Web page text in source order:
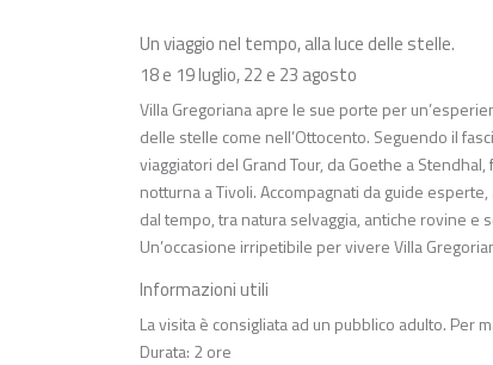
Un viaggio nel tempo, alla luce delle stelle.
18 e 19 luglio, 22 e 23 agosto
Villa Gregoriana apre le sue porte per
delle stelle come nell’Ottocento. Seguendo il
viaggiatori del Grand Tour, da Goethe a
notturna a Tivoli. Accompagnati da guide
dal tempo, tra natura selvaggia, antiche rovine e
Un’occasione irripetibile per vivere Villa
Informazioni utili
La visita è consigliata ad un pubblico adulto.
Durata: 2 ore